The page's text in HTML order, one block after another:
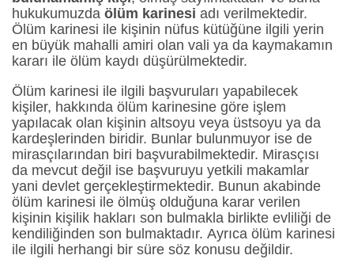
hukukumuzda ölüm karinesi adı verilmektedir.
Ölüm karinesi ile kişinin nüfus kütüğüne ilgili yerin
en büyük mahalli amiri olan vali ya da kaymakamın
kararı ile ölüm kaydı düşürülmektedir.
Ölüm karinesi ile ilgili başvuruları yapabilecek
kişiler, hakkında ölüm karinesine göre işlem
yapılacak olan kişinin altsoyu veya üstsoyu ya da
kardeşlerinden biridir. Bunlar bulunmuyor ise de
mirasçılarından biri başvurabilmektedir. Mirasçısı
da mevcut değil ise başvuruyu yetkili makamlar
yani devlet gerçekleştirmektedir. Bunun akabinde
ölüm karinesi ile ölmüş olduğuna karar verilen
kişinin kişilik hakları son bulmakla birlikte evliliği de
kendiliğinden son bulmaktadır. Ayrıca ölüm karinesi
ile ilgili herhangi bir süre söz konusu değildir.